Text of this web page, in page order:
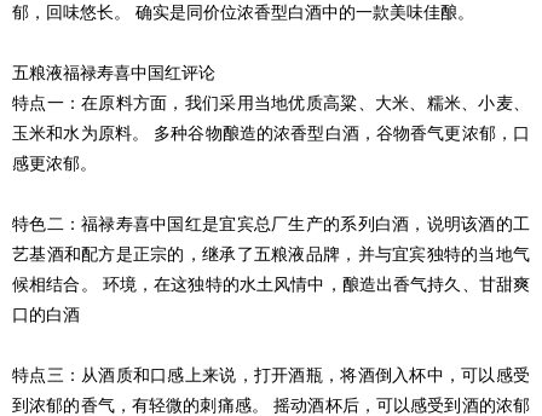
郁，回味悠长。 确实是同价位浓香型白酒中的一款美味佳酿。
五粮液福禄寿喜中国红评论
特点一：在原料方面，我们采用当地优质高粱、大米、糯米、小麦、
玉米和水为原料。 多种谷物酿造的浓香型白酒，谷物香气更浓郁，口
感更浓郁。
特色二：福禄寿喜中国红是宜宾总厂生产的系列白酒，说明该酒的工
艺基酒和配方是正宗的，继承了五粮液品牌，并与宜宾独特的当地气
候相结合。 环境，在这独特的水土风情中，酿造出香气持久、甘甜爽
口的白酒
特点三：从酒质和口感上来说，打开酒瓶，将酒倒入杯中，可以感受
到浓郁的香气，有轻微的刺痛感。 摇动酒杯后，可以感受到酒的浓郁